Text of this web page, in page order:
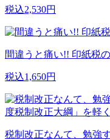
税込2,530円
間違うと痛い!! 印紙税
税込1,650円
税制改正なんて、勉強